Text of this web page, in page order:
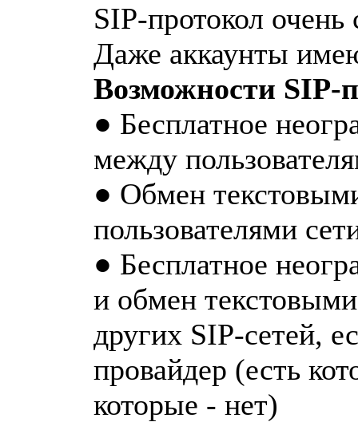
SIP-протокол
Даже аккаунты
Возможности SIP-
● Бесплатное
между
● Обмен
пользователями
● Бесплатное
и обмен
других SIP-сетей,
провайдер (есть
которые - нет)